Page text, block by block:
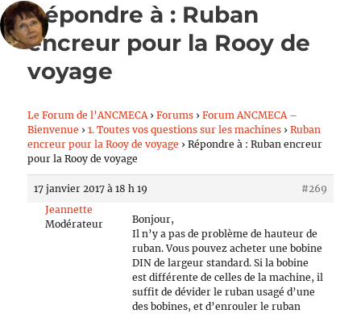
Répondre à : Ruban
encreur pour la Rooy de
voyage
Le Forum de l’ANCMECA › Forums › Forum ANCMECA –
Bienvenue › 1. Toutes vos questions sur les machines › Ruban
encreur pour la Rooy de voyage › Répondre à : Ruban encreur
pour la Rooy de voyage
17 janvier 2017 à 18 h 19
#269
Jeannette
Modérateur
Bonjour,
Il n’y a pas de problème de hauteur de
ruban. Vous pouvez acheter une bobine
DIN de largeur standard. Si la bobine
est différente de celles de la machine, il
suffit de dévider le ruban usagé d’une
des bobines, et d’enrouler le ruban